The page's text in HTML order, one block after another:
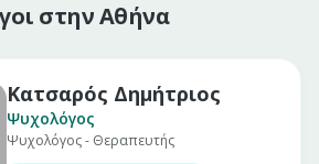
στην Αθήνα
Κατσαρός Δημήτριος
Ψυχολόγος
Ψυχολόγος - Θεραπευτής